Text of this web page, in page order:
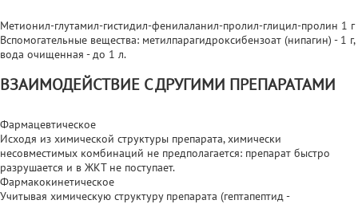
Метионил-глутамил-гистидил-фенилаланил-пролил-глицил-пролин 1 г
Вспомогательные вещества: метилпарагидроксибензоат (нипагин) - 1 г,
вода очищенная - до 1 л.
ВЗАИМОДЕЙСТВИЕ С ДРУГИМИ ПРЕПАРАТАМИ
Фармацевтическое
Исходя из химической структуры препарата, химически
несовместимых комбинаций не предполагается: препарат быстро
разрушается и в ЖКТ не поступает.
Фармакокинетическое
Учитывая химическую структуру препарата (гептапептид -